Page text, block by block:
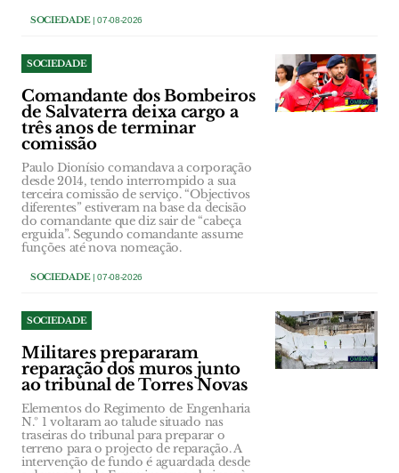
SOCIEDADE| 07-08-2026
SOCIEDADE
Comandante dos Bombeiros
de Salvaterra deixa cargo a
três anos de terminar
comissão
Paulo Dionísio comandava a corporação
desde 2014, tendo interrompido a sua
terceira comissão de serviço. “Objectivos
diferentes” estiveram na base da decisão
do comandante que diz sair de “cabeça
erguida”. Segundo comandante assume
funções até nova nomeação.
SOCIEDADE| 07-08-2026
SOCIEDADE
Militares prepararam
reparação dos muros junto
ao tribunal de Torres Novas
Elementos do Regimento de Engenharia
N.º 1 voltaram ao talude situado nas
traseiras do tribunal para preparar o
terreno para o projecto de reparação. A
intervenção de fundo é aguardada desde